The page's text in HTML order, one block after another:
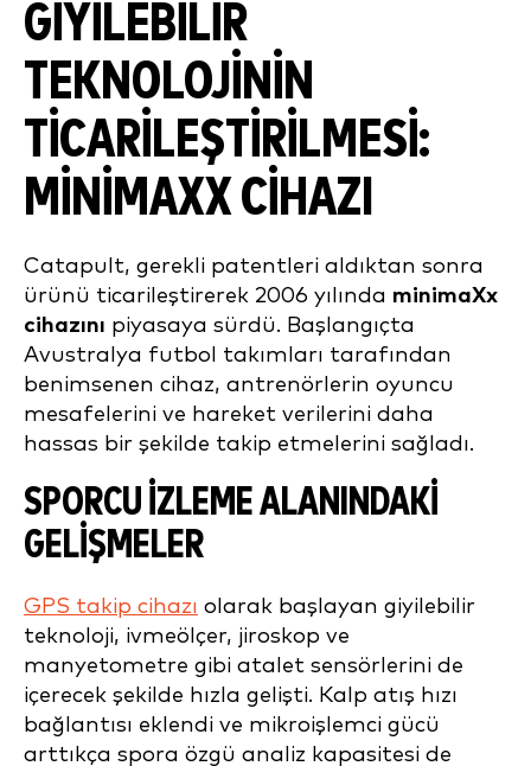
GIYILEBILIR
TEKNOLOJININ
TICARILEŞTIRILMESI:
MINIMAXX CIHAZI
Catapult, gerekli patentleri aldıktan sonra
ürünü ticarileştirerek 2006 yılında minimaXx
cihazını piyasaya sürdü. Başlangıçta
Avustralya futbol takımları tarafından
benimsenen cihaz, antrenörlerin oyuncu
mesafelerini ve hareket verilerini daha
hassas bir şekilde takip etmelerini sağladı.
SPORCU İZLEME ALANINDAKI
GELIŞMELER
GPS takip cihazı olarak başlayan giyilebilir
teknoloji, ivmeölçer, jiroskop ve
manyetometre gibi atalet sensörlerini de
içerecek şekilde hızla gelişti. Kalp atış hızı
bağlantısı eklendi ve mikroişlemci gücü
arttıkça spora özgü analiz kapasitesi de